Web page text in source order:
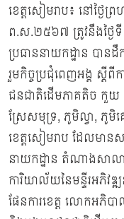
ខេត្តសៀមរាប៖ នៅថ្ងៃ
ព.ស.២៥៦៧ ត្រូវនឹងថ្ងៃ
ប្រធាននាយកដ្ឋាន បានដឹ
រួមកិច្ចប្រជុំពេញអង្គ ស្
ជនជាតិដើមភាគតិច កួ
ស្រែសមុទ្រ, ភូមិល្វា, ភូមិ
ខេត្តសៀមរាប ដែលមាន
នាយកដ្ឋាន តំណាងសាលា
ការិយាល័យនៃមន្ទីរអភិវ
ផែនការខេត្ត លោកអភិ